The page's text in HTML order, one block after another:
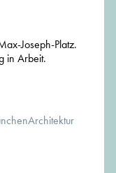
Joseph-Platz.
in Arbeit.